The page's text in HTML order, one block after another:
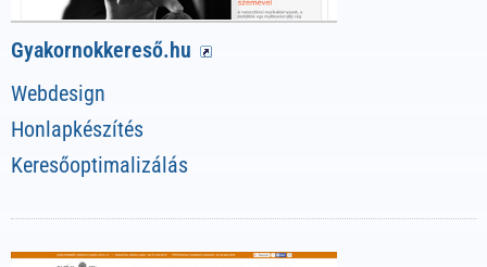
Gyakornokkereső.hu
Webdesign
Honlapkészítés
Keresőoptimalizálás